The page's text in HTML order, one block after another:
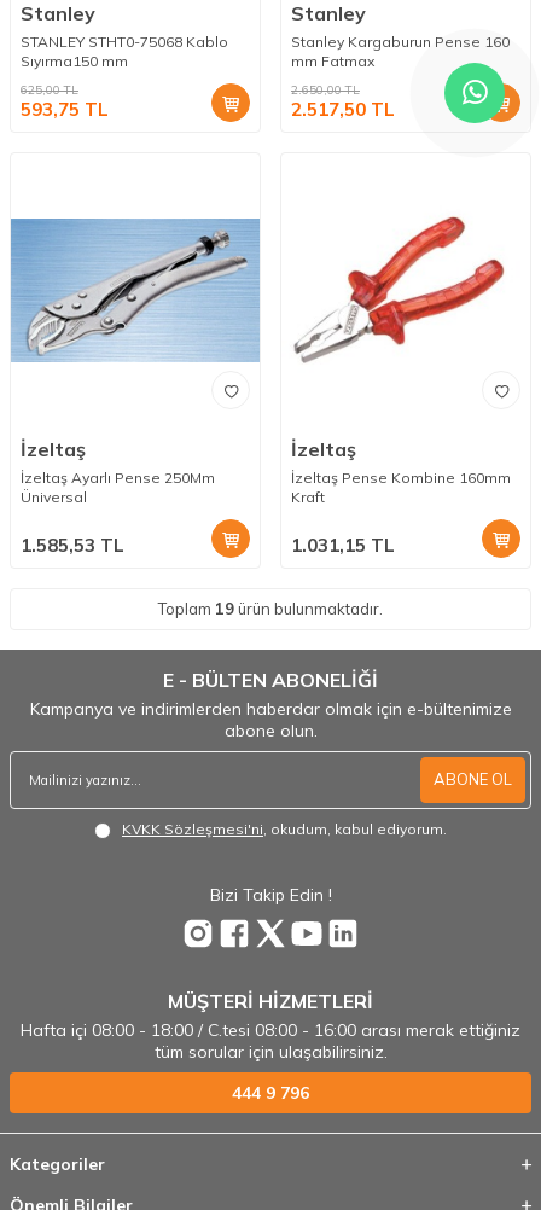
Stanley
STANLEY STHT0-75068 Kablo
Sıyırma150 mm
625,00TL
593,75 TL
Stanley
Stanley Kargaburun Pense 160
mm Fatmax
2.650,00TL
2.517,50 TL
İzeltaş
İzeltaş Ayarlı Pense 250Mm
Üniversal
1.585,53 TL
İzeltaş
İzeltaş Pense Kombine 160mm
Kraft
1.031,15 TL
Toplam 19 ürün bulunmaktadır.
E - BÜLTEN ABONELİĞİ
Kampanya ve indirimlerden haberdar olmak için e-bültenimize
abone olun.
ABONE OL
KVKK Sözleşmesi'ni , okudum, kabul ediyorum.
Bizi Takip Edin !
MÜŞTERİ HİZMETLERİ
Hafta içi 08:00 - 18:00 / C.tesi 08:00 - 16:00 arası merak ettiğiniz
tüm sorular için ulaşabilirsiniz.
444 9 796
Kategoriler
Önemli Bilgiler